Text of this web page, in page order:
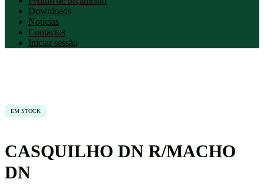
Downloads
Notícias
Contactos
Iniciar sessão
EM STOCK
CASQUILHO DN R/MACHO
DN